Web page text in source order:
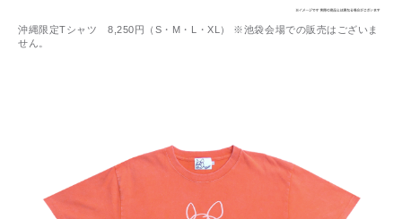
沖縄限定Tシャツ 8,250円（S・M・L・XL） ※池袋会場での販売はございま
せん。